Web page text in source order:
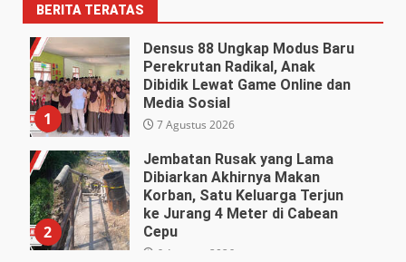
BERITA TERATAS
1
Densus 88 Ungkap Modus Baru
Perekrutan Radikal, Anak
Dibidik Lewat Game Online dan
Media Sosial
7 Agustus 2026
2
Jembatan Rusak yang Lama
Dibiarkan Akhirnya Makan
Korban, Satu Keluarga Terjun
ke Jurang 4 Meter di Cabean
Cepu
6 Agustus 2026